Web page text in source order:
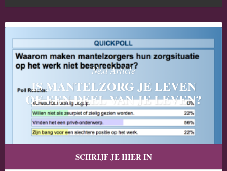
Next Article
IS MANTELZORG JE LEVEN
OF EEN DEEL VAN JE LEVEN?
SCHRIJF JE HIER IN